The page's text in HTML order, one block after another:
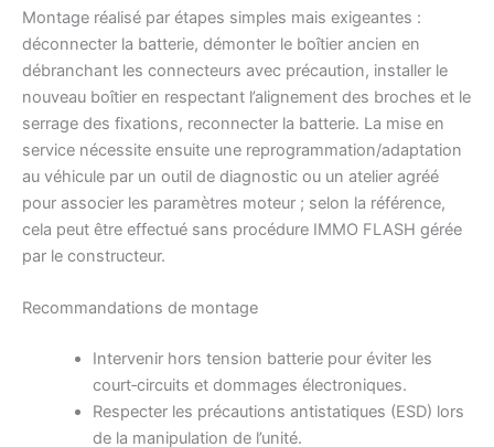
Montage réalisé par étapes simples mais exigeantes :
déconnecter la batterie, démonter le boîtier ancien en
débranchant les connecteurs avec précaution, installer le
nouveau boîtier en respectant l’alignement des broches et le
serrage des fixations, reconnecter la batterie. La mise en
service nécessite ensuite une reprogrammation/adaptation
au véhicule par un outil de diagnostic ou un atelier agréé
pour associer les paramètres moteur ; selon la référence,
cela peut être effectué sans procédure IMMO FLASH gérée
par le constructeur.
Recommandations de montage
Intervenir hors tension batterie pour éviter les
court‑circuits et dommages électroniques.
Respecter les précautions antistatiques (ESD) lors
de la manipulation de l’unité.